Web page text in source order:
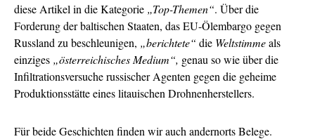
diese Artikel in die Kategorie „Top-Themen“. Über die
Forderung der baltischen Staaten, das EU-Ölembargo gegen
Russland zu beschleunigen, „berichtete“ die Weltstimmeals
einziges „österreichisches Medium“, genau so wie über die
Infiltrationsversuche russischer Agenten gegen die geheime
Produktionsstätte eines litauischen Drohnenherstellers.
Für beide Geschichten finden wir auch andernorts Belege.